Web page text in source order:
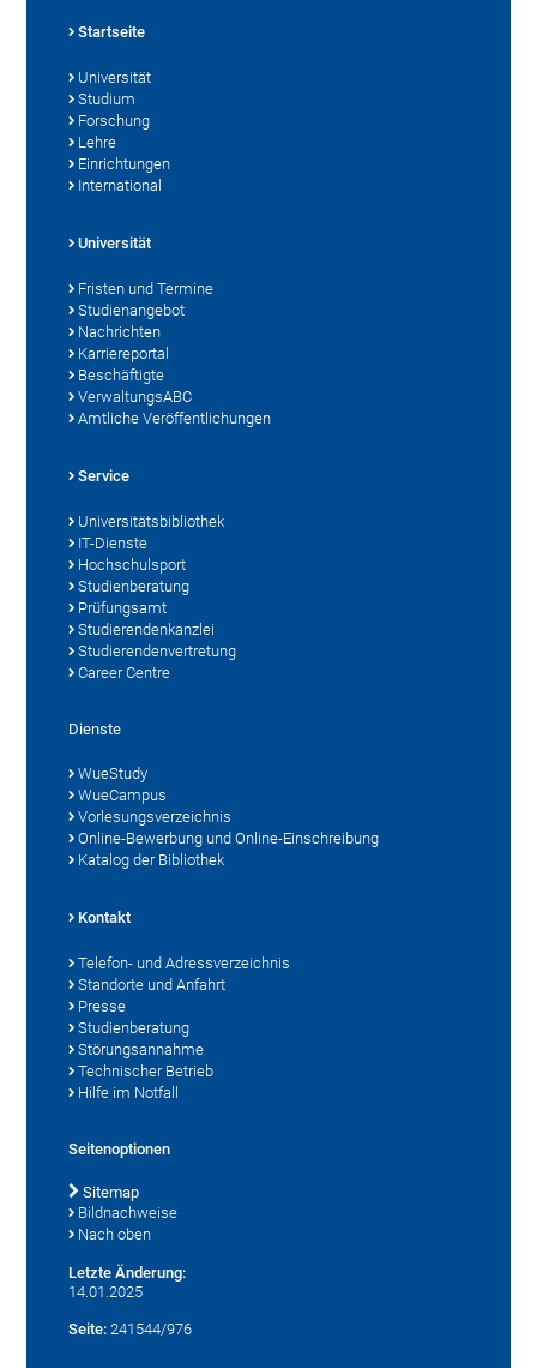
Startseite
Universität
Studium
Forschung
Lehre
Einrichtungen
International
Universität
Fristen und Termine
Studienangebot
Nachrichten
Karriereportal
Beschäftigte
VerwaltungsABC
Amtliche Veröffentlichungen
Service
Universitätsbibliothek
IT-Dienste
Hochschulsport
Studienberatung
Prüfungsamt
Studierendenkanzlei
Studierendenvertretung
Career Centre
Dienste
WueStudy
WueCampus
Vorlesungsverzeichnis
Online-Bewerbung und Online-Einschreibung
Katalog der Bibliothek
Kontakt
Telefon- und Adressverzeichnis
Standorte und Anfahrt
Presse
Studienberatung
Störungsannahme
Technischer Betrieb
Hilfe im Notfall
Seitenoptionen
Sitemap
Bildnachweise
Nach oben
Letzte Änderung:
14.01.2025
Seite: 241544/976